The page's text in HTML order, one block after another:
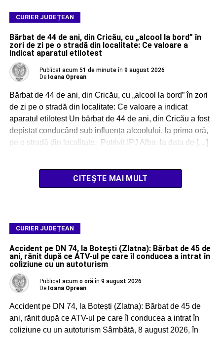
CURIER JUDEȚEAN
Bărbat de 44 de ani, din Cricău, cu „alcool la bord” în
zori de zi pe o stradă din localitate: Ce valoare a
indicat aparatul etilotest
Publicat acum 51 de minute în 9 august 2026
De Ioana Oprean
Bărbat de 44 de ani, din Cricău, cu „alcool la bord” în zori
de zi pe o stradă din localitate: Ce valoare a indicat
aparatul etilotest Un bărbat de 44 de ani, din Cricău a fost
depistat conducând sub influența alcoolului, la prima oră,
pe o stradă din localitate. Potrivit IPJ Alba, la data de […]
CITEȘTE MAI MULT
CURIER JUDEȚEAN
Accident pe DN 74, la Botești (Zlatna): Bărbat de 45 de
ani, rănit după ce ATV-ul pe care îl conducea a intrat în
coliziune cu un autoturism
Publicat acum o oră în 9 august 2026
De Ioana Oprean
Accident pe DN 74, la Botești (Zlatna): Bărbat de 45 de
ani, rănit după ce ATV-ul pe care îl conducea a intrat în
coliziune cu un autoturism Sâmbătă, 8 august 2026, în